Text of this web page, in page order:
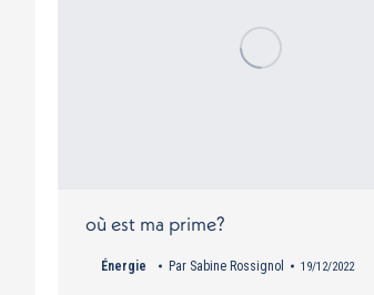
où est ma prime?
Énergie Par Sabine Rossignol 19/12/2022